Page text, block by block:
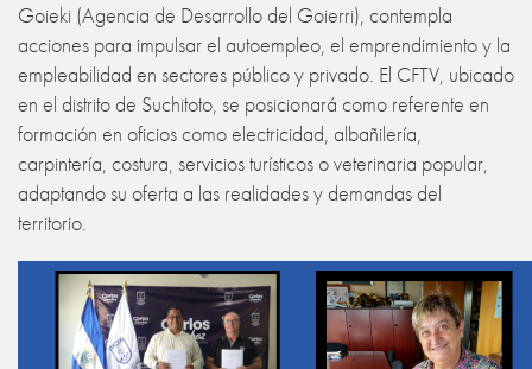
Goieki (Agencia de Desarrollo del Goierri), contempla
acciones para impulsar el autoempleo, el emprendimiento y la
empleabilidad en sectores público y privado. El CFTV, ubicado
en el distrito de Suchitoto, se posicionará como referente en
formación en oficios como electricidad, albañilería,
carpintería, costura, servicios turísticos o veterinaria popular,
adaptando su oferta a las realidades y demandas del
territorio.